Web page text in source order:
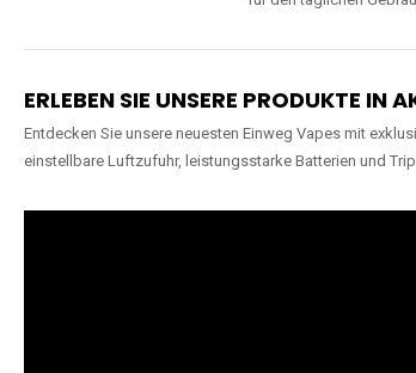
ERLEBEN SIE UNSERE PRODUKTE IN
Entdecken Sie unsere neuesten Einweg Vapes mit
einstellbare Luftzufuhr, leistungsstarke Batterien und